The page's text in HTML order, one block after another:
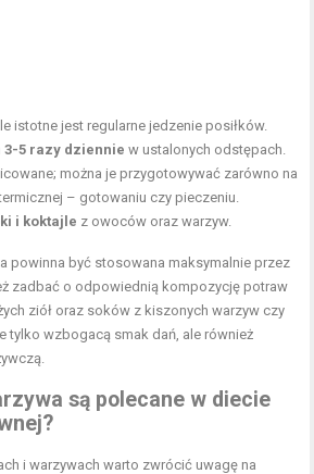
istotne jest regularne jedzenie posiłków.
3-5 razy dziennie w ustalonych odstępach.
można je przygotowywać zarówno na
– gotowaniu czy pieczeniu.
i koktajle z owoców oraz warzyw.
powinna być stosowana maksymalnie przez
zadbać o odpowiednią kompozycję potraw
ziół oraz soków z kiszonych warzyw czy
tylko wzbogacą smak dań, ale również
są polecane w diecie
i warzywach warto zwrócić uwagę na